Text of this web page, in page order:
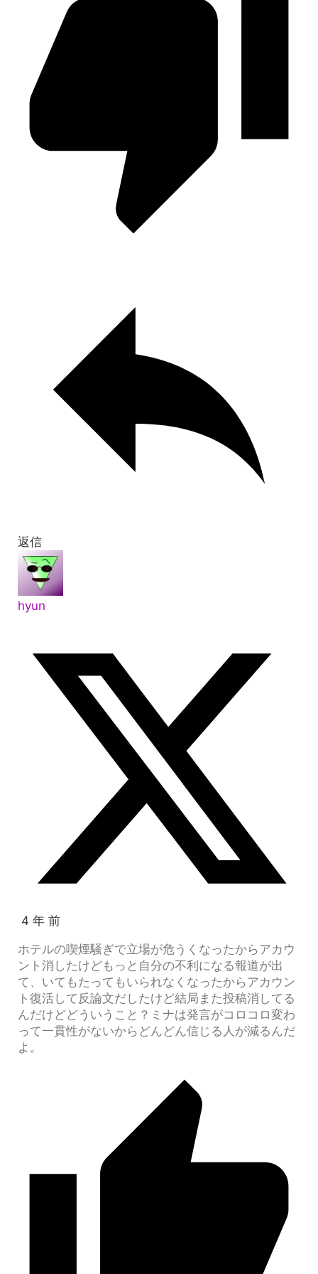
返信
hyun
4 年 前
ホテルの喫煙騒ぎで立場が危うくなったからアカウ
ント消したけどもっと自分の不利になる報道が出
て、いてもたってもいられなくなったからアカウン
ト復活して反論文だしたけど結局また投稿消してる
んだけどどういうこと？ミナは発言がコロコロ変わ
って一貫性がないからどんどん信じる人が減るんだ
よ。